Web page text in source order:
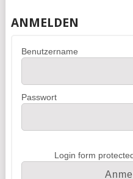
ANMELDEN
Benutzername
Passwort
Login form